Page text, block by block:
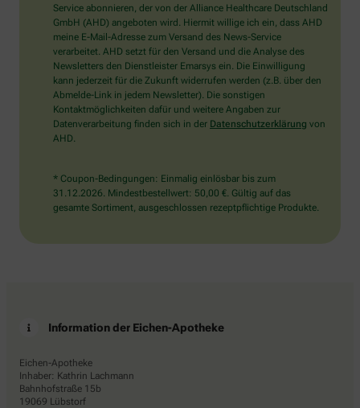
Dann
wählen
Sie
bitte
den
Schlüssel.
Service abonnieren, der von der Alliance Healthcare Deutschland
GmbH (AHD) angeboten wird. Hiermit willige ich ein, dass AHD
meine E-Mail-Adresse zum Versand des News-Service
verarbeitet. AHD setzt für den Versand und die Analyse des
Newsletters den Dienstleister Emarsys ein. Die Einwilligung
kann jederzeit für die Zukunft widerrufen werden (z.B. über den
Abmelde-Link in jedem Newsletter). Die sonstigen
Kontaktmöglichkeiten dafür und weitere Angaben zur
Datenverarbeitung finden sich in der Datenschutzerklärung von
AHD.
* Coupon-Bedingungen: Einmalig einlösbar bis zum
31.12.2026. Mindestbestellwert: 50,00 €. Gültig auf das
gesamte Sortiment, ausgeschlossen rezeptpflichtige Produkte.
Information der Eichen-Apotheke
Eichen-Apotheke
Inhaber: Kathrin Lachmann
Bahnhofstraße 15b
19069 Lübstorf